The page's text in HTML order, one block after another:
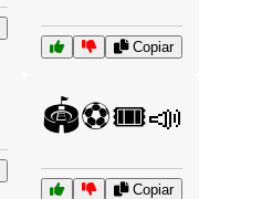
Copiar
🏟️⚽🎟️📣
Copiar